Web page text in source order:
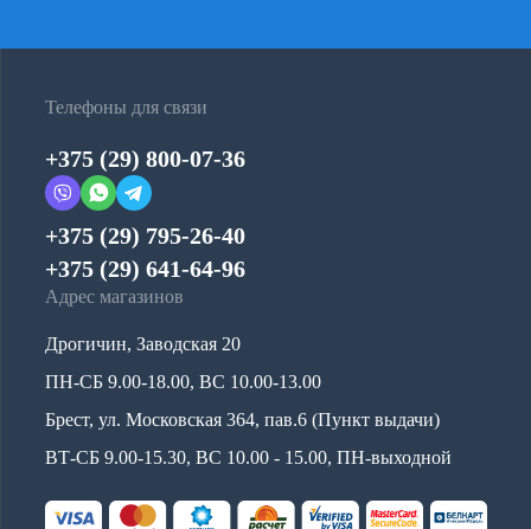
Телефоны для связи
+375 (29) 800-07-36
+375 (29) 795-26-40
+375 (29) 641-64-96
Адрес магазинов
Дрогичин, Заводская 20
ПН-СБ 9.00-18.00, ВС 10.00-13.00
Брест, ул. Московская 364, пав.6 (Пункт выдачи)
ВТ-СБ 9.00-15.30, ВС 10.00 - 15.00, ПН-выходной